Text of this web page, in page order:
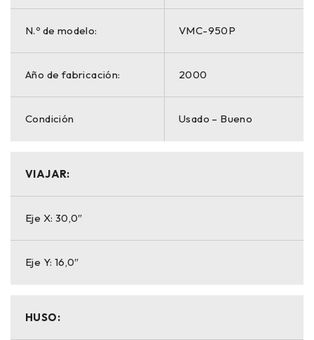
N.º de modelo: VMC-950P
Año de fabricación: 2000
Condición Usado – Bueno
VIAJAR:
Eje X: 30,0″
Eje Y: 16,0″
HUSO: